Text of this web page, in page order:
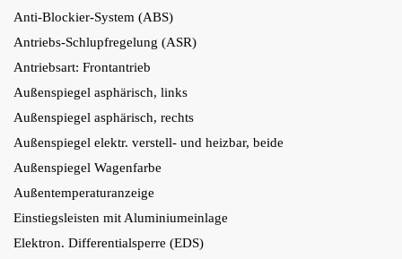
Anti-Blockier-System (ABS)
Antriebs-Schlupfregelung (ASR)
Antriebsart: Frontantrieb
Außenspiegel asphärisch, links
Außenspiegel asphärisch, rechts
Außenspiegel elektr. verstell- und heizbar, beide
Außenspiegel Wagenfarbe
Außentemperaturanzeige
Einstiegsleisten mit Aluminiumeinlage
Elektron. Differentialsperre (EDS)